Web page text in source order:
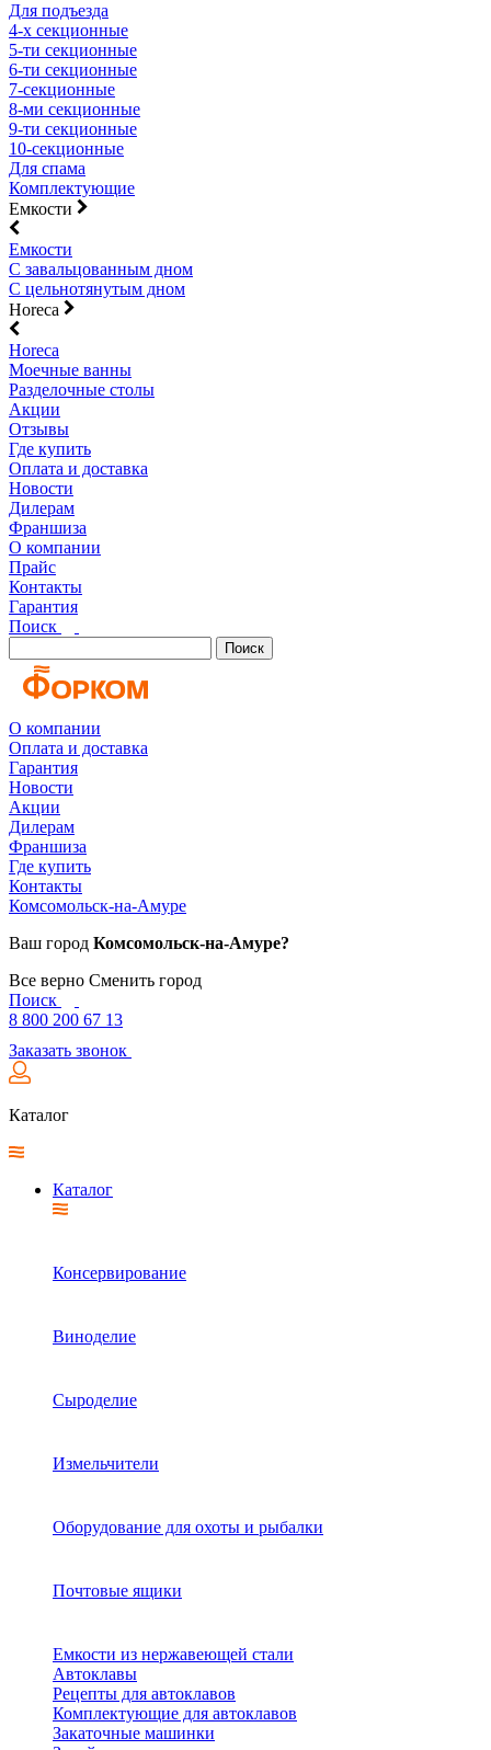
Для подъезда
4-х секционные
5-ти секционные
6-ти секционные
7-секционные
8-ми секционные
9-ти секционные
10-секционные
Для спама
Комплектующие
Емкости
Емкости
С завальцованным дном
С цельнотянутым дном
Horeca
Horeca
Моечные ванны
Разделочные столы
Акции
Отзывы
Где купить
Оплата и доставка
Новости
Дилерам
Франшиза
О компании
Прайс
Контакты
Гарантия
Поиск
Поиск
О компании
Оплата и доставка
Гарантия
Новости
Акции
Дилерам
Франшиза
Где купить
Контакты
Комсомольск-на-Амуре
Ваш город Комсомольск-на-Амуре?
Все верно Сменить город
Поиск
8 800 200 67 13
Заказать звонок
Каталог
Каталог
Консервирование
Виноделие
Сыроделие
Измельчители
Оборудование для охоты и рыбалки
Почтовые ящики
Емкости из нержавеющей стали
Автоклавы
Рецепты для автоклавов
Комплектующие для автоклавов
Закаточные машинки